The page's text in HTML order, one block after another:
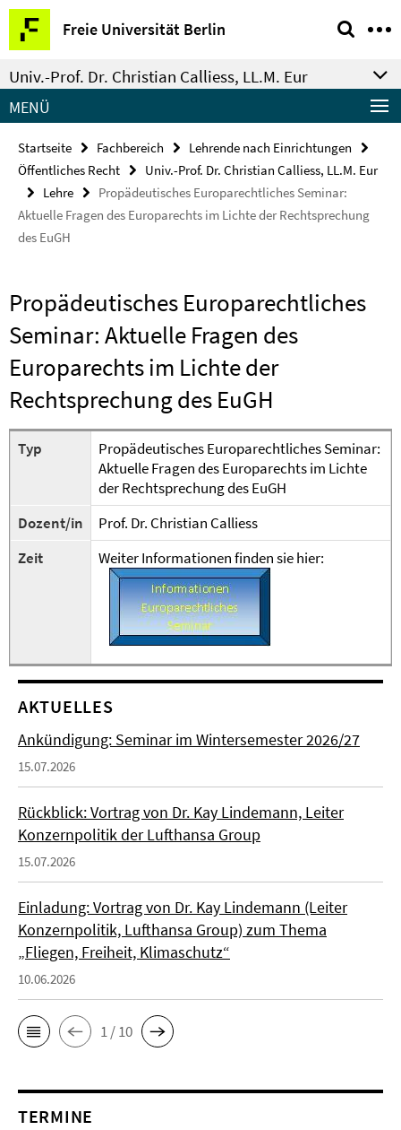
Springe
direkt
zu
Inhalt
Freie Universität Berlin
Service-
Navigation
Univ.-Prof. Dr. Christian Calliess, LL.M. Eur
MENÜ
Startseite Fachbereich
Lehrende nach Einrichtungen
Öffentliches Recht
Univ.-Prof. Dr. Christian Calliess, LL.M. Eur
Lehre
Propädeutisches Europarechtliches Seminar:
Aktuelle Fragen des Europarechts im Lichte der Rechtsprechung
des EuGH
Propädeutisches Europarechtliches
Seminar: Aktuelle Fragen des
Europarechts im Lichte der
Rechtsprechung des EuGH
Typ
Propädeutisches Europarechtliches Seminar:
Aktuelle Fragen des Europarechts im Lichte
der Rechtsprechung des EuGH
Dozent/in
Prof. Dr. Christian Calliess
Zeit
Weiter Informationen finden sie hier:
AKTUELLES
Ankündigung: Seminar im Wintersemester 2026/27
15.07.2026
Rückblick: Vortrag von Dr. Kay Lindemann, Leiter
Konzernpolitik der Lufthansa Group
15.07.2026
Einladung: Vortrag von Dr. Kay Lindemann (Leiter
Konzernpolitik, Lufthansa Group) zum Thema
„Fliegen, Freiheit, Klimaschutz“
10.06.2026
1 / 10
TERMINE